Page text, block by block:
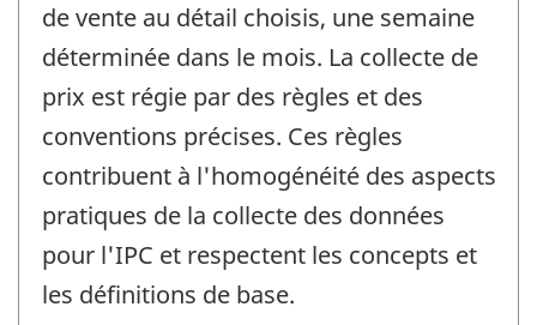
de vente au détail choisis, une semaine
déterminée dans le mois. La collecte de
prix est régie par des règles et des
conventions précises. Ces règles
contribuent à l'homogénéité des aspects
pratiques de la collecte des données
pour l'IPC et respectent les concepts et
les définitions de base.